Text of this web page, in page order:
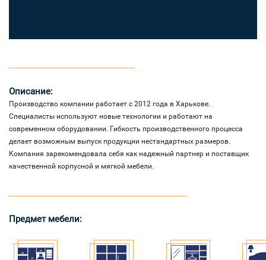
Описание:
Производство компании работает с 2012 года в Харькове.
Специалисты используют новые технологии и работают на
современном оборудовании. Гибкость производственного процесса
делает возможным выпуск продукции нестандартных размеров.
Компания зарекомендовала себя как надежный партнер и поставщик
качественной корпусной и мягкой мебели.
Предмет мебели: